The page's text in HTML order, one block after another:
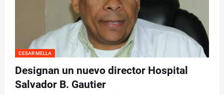
CESAR MELLA
Designan un nuevo director Hospital
Salvador B. Gautier